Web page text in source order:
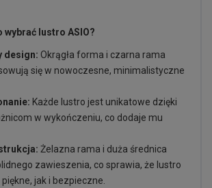
wybrać lustro ASIO?
design: Okrągła forma i czarna rama
się w nowoczesne, minimalistyczne
Każde lustro jest unikatowe dzięki
w wykończeniu, co dodaje mu
Żelazna rama i duża średnica
zawieszenia, co sprawia, że lustro
jak i bezpieczne.